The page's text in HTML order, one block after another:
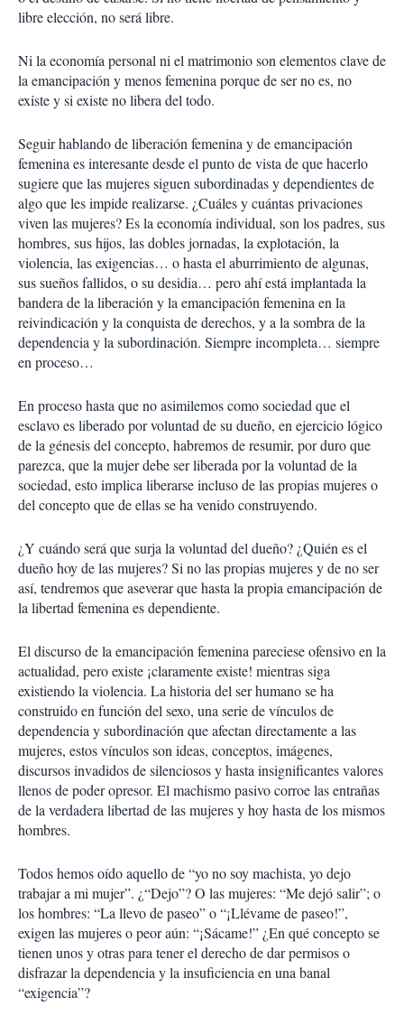
libre elección, no será libre.
Ni la economía personal ni el matrimonio son elementos clave de
la emancipación y menos femenina porque de ser no es, no
existe y si existe no libera del todo.
Seguir hablando de liberación femenina y de emancipación
femenina es interesante desde el punto de vista de que hacerlo
sugiere que las mujeres siguen subordinadas y dependientes de
algo que les impide realizarse. ¿Cuáles y cuántas privaciones
viven las mujeres? Es la economía individual, son los padres, sus
hombres, sus hijos, las dobles jornadas, la explotación, la
violencia, las exigencias… o hasta el aburrimiento de algunas,
sus sueños fallidos, o su desidia… pero ahí está implantada la
bandera de la liberación y la emancipación femenina en la
reivindicación y la conquista de derechos, y a la sombra de la
dependencia y la subordinación. Siempre incompleta… siempre
en proceso…
En proceso hasta que no asimilemos como sociedad que el
esclavo es liberado por voluntad de su dueño, en ejercicio lógico
de la génesis del concepto, habremos de resumir, por duro que
parezca, que la mujer debe ser liberada por la voluntad de la
sociedad, esto implica liberarse incluso de las propias mujeres o
del concepto que de ellas se ha venido construyendo.
¿Y cuándo será que surja la voluntad del dueño? ¿Quién es el
dueño hoy de las mujeres? Si no las propias mujeres y de no ser
así, tendremos que aseverar que hasta la propia emancipación de
la libertad femenina es dependiente.
El discurso de la emancipación femenina pareciese ofensivo en la
actualidad, pero existe ¡claramente existe! mientras siga
existiendo la violencia. La historia del ser humano se ha
construido en función del sexo, una serie de vínculos de
dependencia y subordinación que afectan directamente a las
mujeres, estos vínculos son ideas, conceptos, imágenes,
discursos invadidos de silenciosos y hasta insignificantes valores
llenos de poder opresor. El machismo pasivo corroe las entrañas
de la verdadera libertad de las mujeres y hoy hasta de los mismos
hombres.
Todos hemos oído aquello de “yo no soy machista, yo dejo
trabajar a mi mujer”. ¿“Dejo”? O las mujeres: “Me dejó salir”; o
los hombres: “La llevo de paseo” o “¡Llévame de paseo!”,
exigen las mujeres o peor aún: “¡Sácame!” ¿En qué concepto se
tienen unos y otras para tener el derecho de dar permisos o
disfrazar la dependencia y la insuficiencia en una banal
“exigencia”?